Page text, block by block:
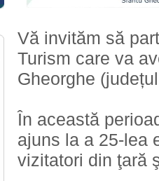
Vă invităm să
Turism care va
Gheorghe
În această
ajuns la a 25-lea
vizitatori din ţară